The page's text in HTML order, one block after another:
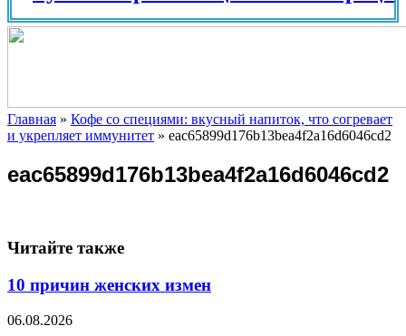
Главная » Кофе со специями: вкусный напиток, что согревает
и укрепляет иммунитет » eac65899d176b13bea4f2a16d6046cd2
eac65899d176b13bea4f2a16d6046cd2
Читайте также
10 причин женских измен
06.08.2026